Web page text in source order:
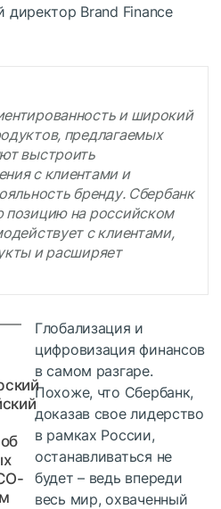
Brand Finance
и широкий
предлагаемых
выстроить
с клиентами и
бренду. Сбербанк
позицию на российском
с клиентами,
и расширяет
Глобализация и
цифровизация финансов
в самом разгаре.
Похоже, что Сбербанк,
доказав свое лидерство
в рамках России,
останавливаться не
будет – ведь впереди
весь мир, охваченный